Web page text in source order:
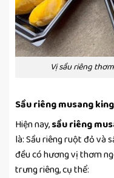
Vị sầu riêng
Sầu riêng musang
Hiện nay,sầu riêng
là: Sầu riêng ruột đỏ và
đều có hương vị thơm
trưng riêng, cụ thể: